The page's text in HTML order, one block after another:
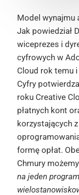
Model wynajmu
Jak powiedział
wiceprezes i
cyfrowych w
Cloud rok temu
Cyfry
roku Creative
płatnych kont
korzystających
formę opłat.
Chmury
na jeden